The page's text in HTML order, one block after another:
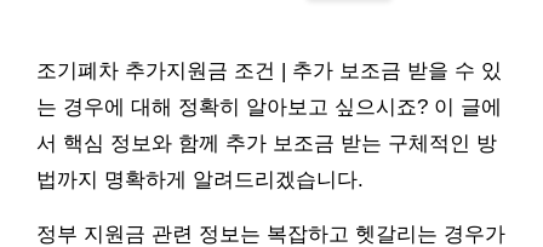
조기폐차 추가지원금 조건 | 추가 보조금 받을 수 있
는 경우에 대해 정확히 알아보고 싶으시죠? 이 글에
서 핵심 정보와 함께 추가 보조금 받는 구체적인 방
법까지 명확하게 알려드리겠습니다.
정부 지원금 관련 정보는 복잡하고 헷갈리는 경우가